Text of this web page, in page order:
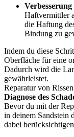
Haftvermittler
die Haftung
Bindung zu
Indem du diese
Oberfläche für eine
Dadurch wird die
gewährleistet.
Reparatur von
Diagnose des
Bevor du mit der
in deinem Sandstein
dabei